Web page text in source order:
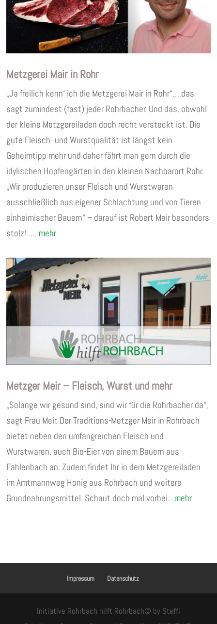
Metzgerei Mair in Rohr
„Ja freilich kenn‘ ich die Metzgerei Mair in Rohr“….das
sagt zumindest (fast) jeder Rohrbacher. Und das, obwohl
der kleine Metzgereiladen doch recht versteckt ist. Die
gute Fleisch- und Wurstqualität ist längst kein
Geheimtipp mehr und daher fährt man gern durch die
idylischen Hopfengärten in den kleinen Nachbarort Rohr.
„Wir produzieren unser Fleisch und Wurstwaren
ausschließlich aus eigener Schlachtung und von Tieren
einheimischer Bauern“ – darauf ist Robert Mair besonders
stolz! …. mehr
Metzger Meir – Fleisch, Wurst und mehr
„Solange wir gesund sind, sind wir für die Rohrbacher da“,
sagt Frau Meir. Der Traditions-Metzger Meir in Rohrbach
bietet neben den umfangreichen Fleisch und
Wurstwaren, auch Bio-Eier von einem Bauern aus
Fahlenbach an. Zudem findet Ihr in dem Metzgereiladen
im Amtmannweg Honig aus Rohrbach und weitere
Grundnahrungsmittel. Schaut doch mal vorbei…mehr
Impressum Datenschutz
Initiative Rohrbach hilft Rohrbach© by Steffi